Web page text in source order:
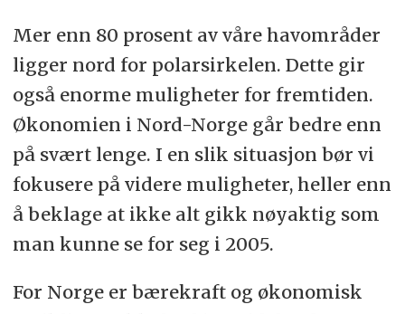
Mer enn 80 prosent av våre havområder
ligger nord for polarsirkelen. Dette gir
også enorme muligheter for fremtiden.
Økonomien i Nord-Norge går bedre enn
på svært lenge. I en slik situasjon bør vi
fokusere på videre muligheter, heller enn
å beklage at ikke alt gikk nøyaktig som
man kunne se for seg i 2005.
For Norge er bærekraft og økonomisk